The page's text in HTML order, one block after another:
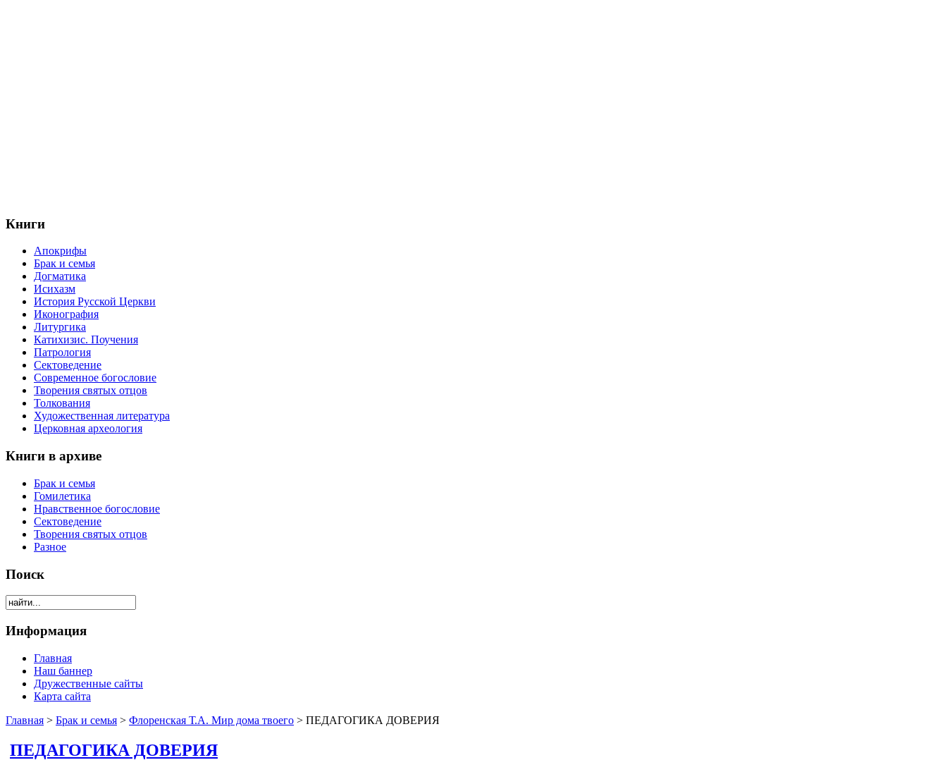
Книги
Апокрифы
Брак и семья
Догматика
Исихазм
История Русской Церкви
Иконография
Литургика
Катихизис. Поучения
Патрология
Сектоведение
Современное богословие
Творения святых отцов
Толкования
Художественная литература
Церковная археология
Книги в архиве
Брак и семья
Гомилетика
Нравственное богословие
Сектоведение
Творения святых отцов
Разное
Поиск
Информация
Главная
Наш баннер
Дружественные сайты
Карта сайта
Главная > Брак и семья > Флоренская Т.А. Мир дома твоего > ПЕДАГОГИКА ДОВЕРИЯ
ПЕДАГОГИКА ДОВЕРИЯ